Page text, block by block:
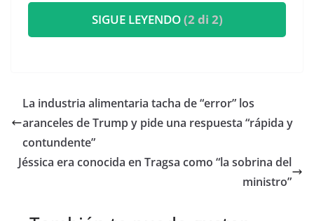
SIGUE LEYENDO(2 di 2)
La industria alimentaria tacha de “error” los
aranceles de Trump y pide una respuesta “rápida y
contundente”
Jéssica era conocida en Tragsa como “la sobrina del
ministro”